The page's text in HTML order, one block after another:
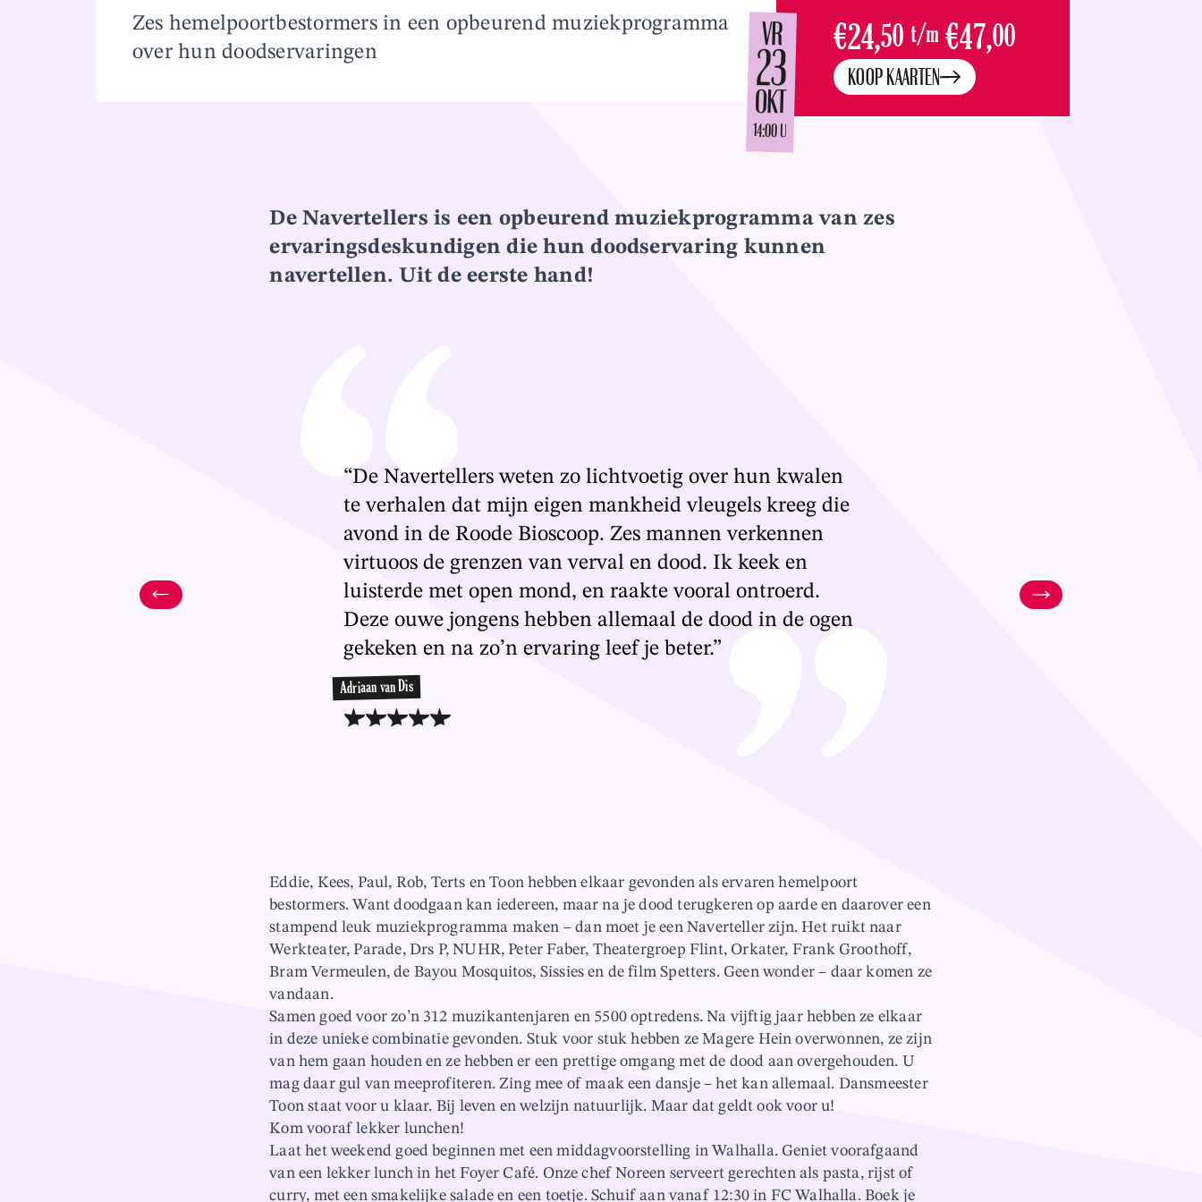
Overslaan en naar inhoud gaanZes hemelpoortbestormers in een opbeurend muziekprogramma
over hun doodservaringen
VR
23
OKT
14:00 U
€24,50 t/m €47,00
KOOP KAARTEN
De Navertellers is een opbeurend muziekprogramma van zes
ervaringsdeskundigen die hun doodservaring kunnen
navertellen. Uit de eerste hand!
“De Navertellers weten zo lichtvoetig over hun kwalen
te verhalen dat mijn eigen mankheid vleugels kreeg die
avond in de Roode Bioscoop. Zes mannen verkennen
virtuoos de grenzen van verval en dood. Ik keek en
luisterde met open mond, en raakte vooral ontroerd.
Deze ouwe jongens hebben allemaal de dood in de ogen
gekeken en na zo’n ervaring leef je beter.”
Adriaan van Dis
Eddie, Kees, Paul, Rob, Terts en Toon hebben elkaar gevonden als ervaren hemelpoort
bestormers. Want doodgaan kan iedereen, maar na je dood terugkeren op aarde en daarover een
stampend leuk muziekprogramma maken – dan moet je een Naverteller zijn. Het ruikt naar
Werkteater, Parade, Drs P, NUHR, Peter Faber, Theatergroep Flint, Orkater, Frank Groothoff,
Bram Vermeulen, de Bayou Mosquitos, Sissies en de film Spetters. Geen wonder – daar komen ze
vandaan.
Samen goed voor zo’n 312 muzikantenjaren en 5500 optredens. Na vijftig jaar hebben ze elkaar
in deze unieke combinatie gevonden. Stuk voor stuk hebben ze Magere Hein overwonnen, ze zijn
van hem gaan houden en ze hebben er een prettige omgang met de dood aan overgehouden. U
mag daar gul van meeprofiteren. Zing mee of maak een dansje – het kan allemaal. Dansmeester
Toon staat voor u klaar. Bij leven en welzijn natuurlijk. Maar dat geldt ook voor u!
Kom vooraf lekker lunchen!
Laat het weekend goed beginnen met een middagvoorstelling in Walhalla. Geniet voorafgaand
van een lekker lunch in het Foyer Café. Onze chef Noreen serveert gerechten als pasta, rijst of
curry, met een smakelijke salade en een toetje. Schuif aan vanaf 12:30 in FC Walhalla. Boek je